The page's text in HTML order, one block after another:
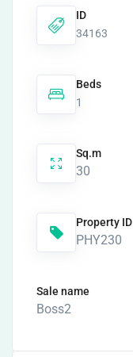
ID
34163
Beds
1
Sq.m
30
Property ID
PHY230
Sale name
Boss2